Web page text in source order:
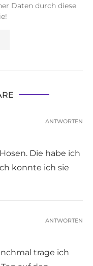
Daten durch diese
Die habe ich
konnte ich sie
ANTWORTEN
trage ich
ANTWORTEN